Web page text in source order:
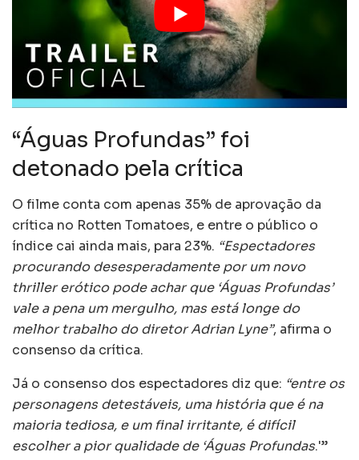
“Águas Profundas” foi
detonado pela crítica
O filme conta com apenas 35% de aprovação da
crítica no Rotten Tomatoes, e entre o público o
índice cai ainda mais, para 23%. “Espectadores
procurando desesperadamente por um novo
thriller erótico pode achar que ‘Águas Profundas’
vale a pena um mergulho, mas está longe do
melhor trabalho do diretor Adrian Lyne”, afirma o
consenso da crítica.
Já o consenso dos espectadores diz que: “entre os
personagens detestáveis, uma história que é na
maioria tediosa, e um final irritante, é difícil
escolher a pior qualidade de ‘Águas Profundas.'”